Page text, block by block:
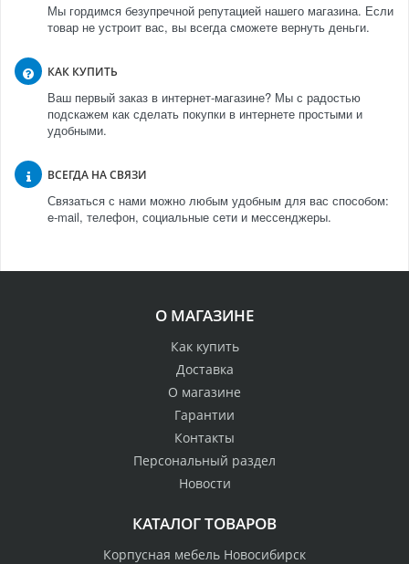
Мы гордимся безупречной репутацией нашего магазина. Если
товар не устроит вас, вы всегда сможете вернуть деньги.
КАК КУПИТЬ
Ваш первый заказ в интернет-магазине? Мы с радостью
подскажем как сделать покупки в интернете простыми и
удобными.
ВСЕГДА НА СВЯЗИ
Связаться с нами можно любым удобным для вас способом:
e-mail, телефон, социальные сети и мессенджеры.
О МАГАЗИНЕ
Как купить
Доставка
О магазине
Гарантии
Контакты
Персональный раздел
Новости
КАТАЛОГ ТОВАРОВ
Корпусная мебель Новосибирск